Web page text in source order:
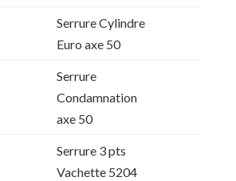
Serrure Cylindre
Euro axe 50
Serrure
Condamnation
axe 50
Serrure 3 pts
Vachette 5204